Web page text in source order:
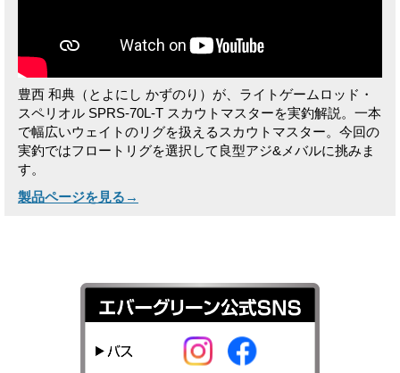
豊西 和典（とよにし かずのり）が、ライトゲームロッド・
スペリオル SPRS-70L-T スカウトマスターを実釣解説。一本
で幅広いウェイトのリグを扱えるスカウトマスター。今回の
実釣ではフロートリグを選択して良型アジ&メバルに挑みま
す。
製品ページを見る→